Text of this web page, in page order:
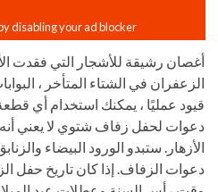
أغصان رشيقة للأشجار التي فقدت
الزعفران في الشتاء المتأخر ،
قيود عمليًا ، يمكنك استخدام أي
دعوات لحفل زفاف شتوي لا يعني
الأزهار. ستبدو الورود البيضاء
دعوات الزفاف. إذا كان تاريخ حفل